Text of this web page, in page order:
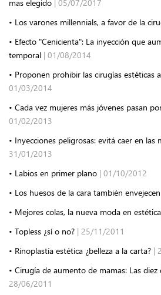
mas elegido | 05/07/2017
• Los varones millennials, a favor de la
• Efecto "Cenicienta": La inyección que
temporal | 01/08/2014
• Proponen prohibir las cirugías estéticas
01/03/2014
• Cada vez mujeres más jóvenes pasan
01/02/2013
• Inyecciones peligrosas: evitá caer en las
31/01/2013
• Labios en primer plano | 01/10/2012
• Los huesos de la cara también envejecen
• Mejores colas, la nueva moda en estética
• Topless ¿sí o no? | 25/11/2011
• Rinoplastía estética ¿belleza a la carta? |
• Cirugía de aumento de mamas: Las
28/06/2011